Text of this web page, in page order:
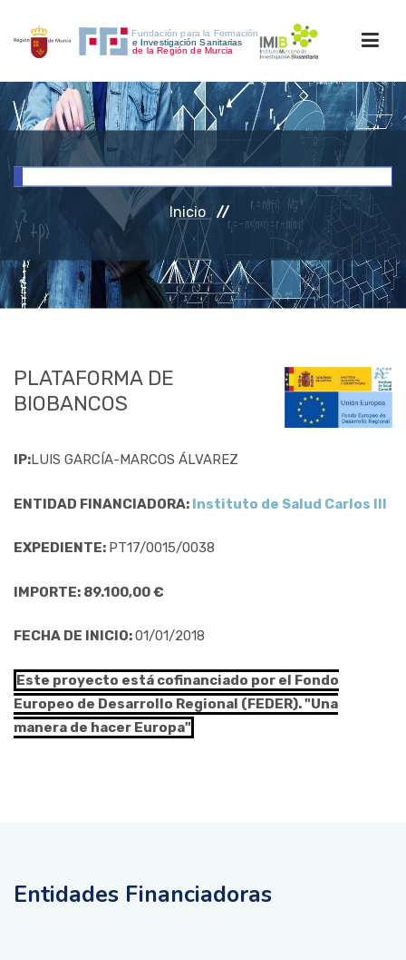
INICIO
INVESTIGACIÓN
RRHH
ACCESO PERSONAL
Inicio
PLATAFORMA DE
BIOBANCOS
IP:LUIS GARCÍA-MARCOS ÁLVAREZ
ENTIDAD FINANCIADORA: Instituto de Salud Carlos III
EXPEDIENTE: PT17/0015/0038
IMPORTE: 89.100,00 €
FECHA DE INICIO:01/01/2018
Este proyecto está cofinanciado por el Fondo
Europeo de Desarrollo Regional (FEDER). "Una
manera de hacer Europa"
Entidades Financiadoras